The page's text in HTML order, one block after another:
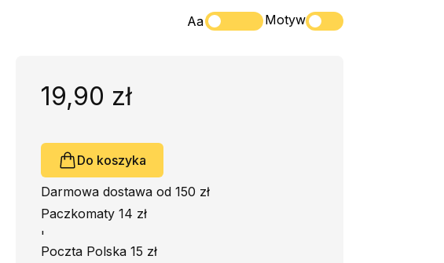
Aa Motyw
19,90 zł
Do koszyka
Darmowa dostawa od 150 zł
Paczkomaty 14 zł
'
Poczta Polska 15 zł